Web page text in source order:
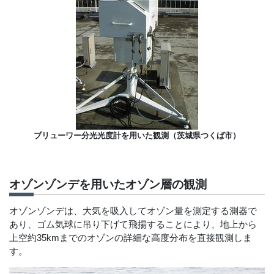
ブリューワー分光光度計を用いた観測（茨城県つくば市）
オゾンゾンデを用いたオゾン層の観測
オゾンゾンデは、大気を吸入してオゾン量を測定する測器で
あり、ゴム気球に吊り下げて飛揚することにより、地上から
上空約35kmまでのオゾンの詳細な高度分布を直接観測しま
す。